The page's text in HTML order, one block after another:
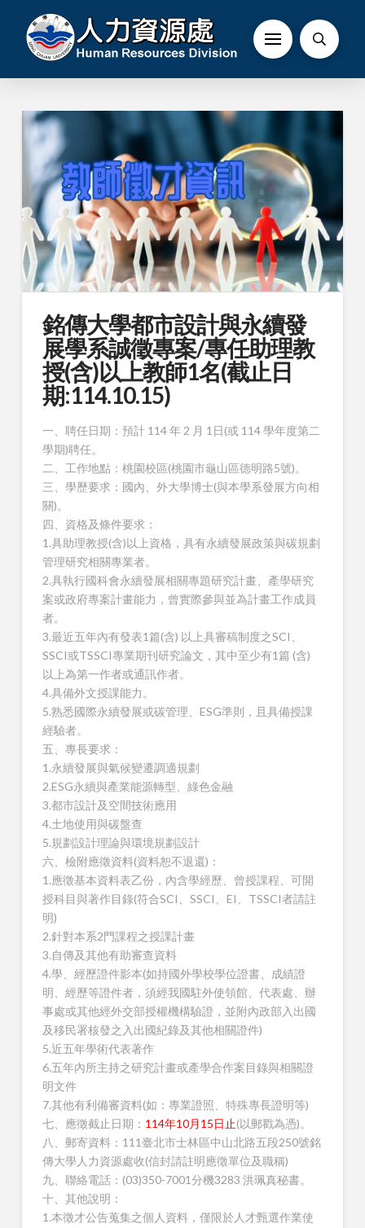
銘傳大學都市設計與永續發
展學系誠徵專案/專任助理教
授(含)以上教師1名(截止日
期:114.10.15)
一、聘任日期：預計 114 年 2 月 1日(或 114 學年度第二
學期)聘任。
二、工作地點：桃園校區(桃園市龜山區德明路5號)。
三、學歷要求：國內、外大學博士(與本學系發展方向相
關)。
四、資格及條件要求：
1.具助理教授(含)以上資格，具有永續發展政策與碳規劃
管理研究相關專業者。
2.具執行國科會永續發展相關專題研究計畫、產學研究
案或政府專案計畫能力，曾實際參與並為計畫工作成員
者。
3.最近五年內有發表1篇(含) 以上具審稿制度之SCI、
SSCI或TSSCI專業期刊研究論文，其中至少有1篇 (含)
以上為第一作者或通訊作者。
4.具備外文授課能力。
5.熟悉國際永續發展或碳管理、ESG準則，且具備授課
經驗者。
五、專長要求：
1.永續發展與氣候變遷調適規劃
2.ESG永續與產業能源轉型、綠色金融
3.都市設計及空間技術應用
4.土地使用與碳盤查
5.規劃設計理論與環境規劃設計
六、檢附應徵資料(資料恕不退還)：
1.應徵基本資料表乙份，內含學經歷、曾授課程、可開
授科目與著作目錄(符合SCI、SSCI、EI、TSSCI者請註
明)
2.針對本系2門課程之授課計畫
3.自傳及其他有助審查資料
4.學、經歷證件影本(如持國外學校學位證書、成績證
明、經歷等證件者，須經我國駐外使領館、代表處、辦
事處或其他經外交部授權機構驗證，並附內政部入出國
及移民署核發之入出國紀錄及其他相關證件)
5.近五年學術代表著作
6.五年內所主持之研究計畫或產學合作案目錄與相關證
明文件
7.其他有利備審資料(如：專業證照、特殊專長證明等)
七、應徵截止日期： 114年10月15日止(以郵戳為憑)。
八、郵寄資料：111臺北市士林區中山北路五段250號銘
傳大學人力資源處收(信封請註明應徵單位及職稱)
九、聯絡電話：(03)350-7001分機3283 洪珮真秘書。
十、其他說明：
1.本徵才公告蒐集之個人資料，僅限於人才甄選作業使